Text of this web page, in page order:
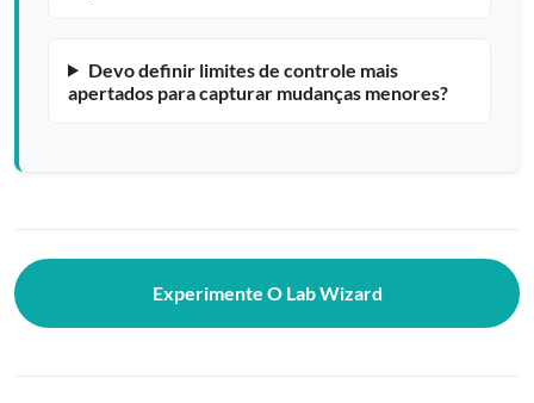
Devo definir limites de controle mais
apertados para capturar mudanças menores?
Experimente O Lab Wizard